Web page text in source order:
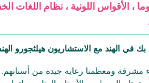
، الأقواس اللونية ، نظام اللغات
في الهند مع الاستشاريون هيلثجورو
مشرقة ومعظمنا رعاية جيدة من